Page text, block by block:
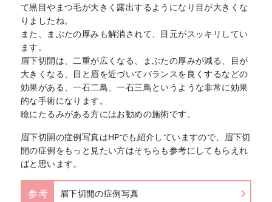
て黒目やまつ毛が大きく露出するようになり目が大きくな
りましたね。
また、まぶたの厚みも解消されて、目元がスッキリしてい
ます。
眉下切開は、二重が広くなる、まぶたの厚みが減る、目が
大きくなる、目と眉を近づいてバランスを良くするなどの
効果がある、一石二鳥、一石三鳥というような非常に効果
的な手術になります。
瞼にたるみがある方にはお勧めの施術です。
眉下切開の症例写真はHPでも紹介していますので、眉下切
開の症例をもっと見たい方はそちらも参考にしてもらえれ
ばと思います。
参考 眉下切開の症例写真